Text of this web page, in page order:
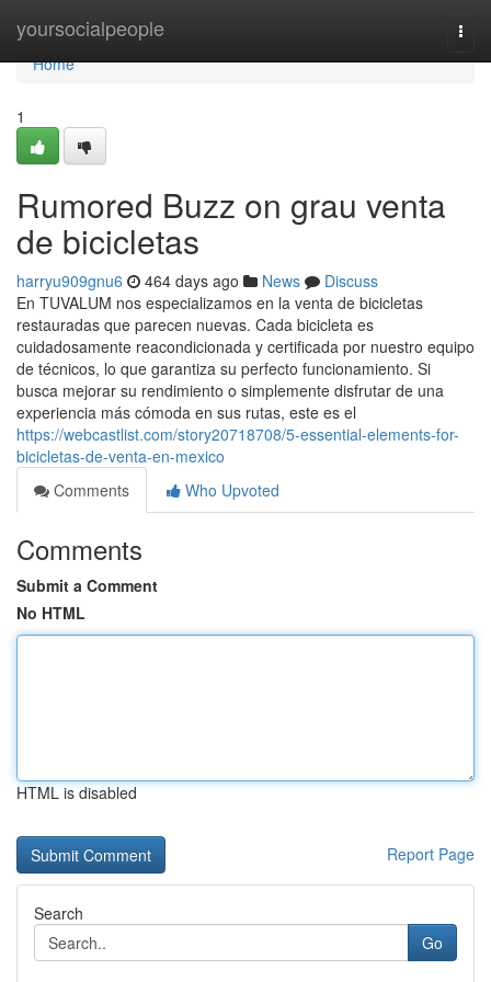
yoursocialpeople
Home
Home
1
Rumored Buzz on grau venta
de bicicletas
harryu909gnu6 464 days ago News
Discuss
En TUVALUM nos especializamos en la venta de bicicletas
restauradas que parecen nuevas. Cada bicicleta es
cuidadosamente reacondicionada y certificada por nuestro equipo
de técnicos, lo que garantiza su perfecto funcionamiento. Si
busca mejorar su rendimiento o simplemente disfrutar de una
experiencia más cómoda en sus rutas, este es el
https://webcastlist.com/story20718708/5-essential-elements-for-
bicicletas-de-venta-en-mexico
Comments
Who Upvoted
Comments
Submit a Comment
No HTML
HTML is disabled
Report Page
Search
Go